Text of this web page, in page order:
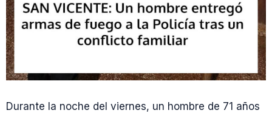
Durante la noche del viernes, un hombre de 71 años